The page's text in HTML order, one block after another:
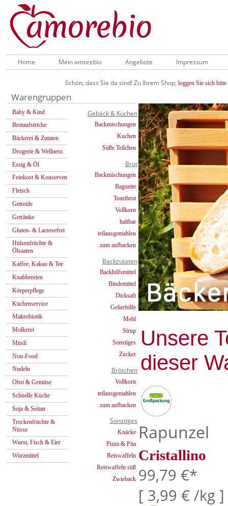
Home Mein amorebio Angebote Impressum
Schön, dass Sie da sind! Zu Ihrem Shop, loggen Sie sich bitte
Warengruppen
Baby & Kind
Brotaufstriche
Bäckerei & Zutaten
Drogerie & Wellness
Essig & Öl
Feinkost & Konserven
Fleisch
Getreide
Getränke
Gluten- & Lactosefrei
Hülsenfrüchte &
Ölsaaten
Kaffee, Kakao & Tee
Knabbereien
Körperpflege
Küchenservice
Makrobiotik
Molkerei
Müsli
Non-Food
Nudeln
Obst & Gemüse
Schnelle Küche
Soja & Seitan
Trockenfrüchte &
Nüsse
Wurst, Fisch & Eier
Würzmittel
Gebäck & Kuchen
Backmischungen
Kuchen
Süße Teilchen
Brot
Backmischungen
Baguette
Toastbrot
Vollkorn
haltbar
teilausgemahlen
zum aufbacken
Backzutaten
Backhilfsmittel
Bindemittel
Dicksaft
Gelierhilfe
Mehl
Sirup
Sonstiges
Zucker
Brötchen
Vollkorn
teilausgemahlen
zum aufbacken
Sonstiges
Knäcke
Pizza & Pita
Reiswaffeln
Reiswaffeln süß
Zwieback
Unsere
dieser
Rapunzel
Cristallino
99,79 €*
[ 3,99 € /kg ]